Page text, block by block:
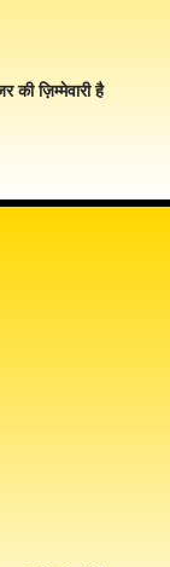
ज़िम्मेवारी है